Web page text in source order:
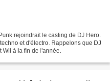
rejoindrait le casting de DJ Hero.
et d'électro. Rappelons que DJ
Wii à la fin de l'année.